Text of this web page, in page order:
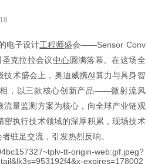
电子设计工程师盛会——Sensor Conv
克拉拉会议中心圆满落幕。在这场全
技术盛会上，奥迪威携AI算力与具身智
，以三款核心创新产品——微射流风
流量监测方案为核心，向全球产业链观
执行技术领域的深厚积累，现场技术
驻足交流，引发热烈反响。